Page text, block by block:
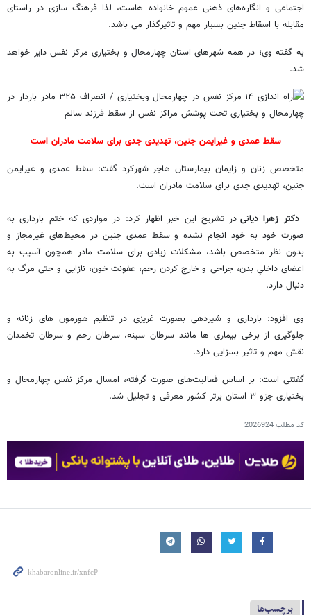
اجتماعی و انگاره‌های ذهنی عموم خانواده هاست، لذا فرهنگ سازی در راستای
مقابله با اسقاط جنین بسیار مهم و تاثیرگذار می باشد.
به گفته وی؛ در همه شهرهای استان چهارمحال و بختیاری مرکز نفس دایر خواهد
شد.
سقط عمدی و غیرایمن جنین، تهدیدی جدی برای سلامت مادران است
متخصص زنان و زایمان بیمارستان هاجر شهرکرد گفت: سقط عمدی و غیرایمن
جنین، تهدیدی جدی برای سلامت مادران است.
دکتر زهرا دیانیدر تشریح این خبر اظهار کرد: در مواردی که ختم بارداری به
صورت خود به خود انجام نشده و سقط‌ عمدی جنین در محیط‌های غیرمجاز و
بدون نظر متخصص باشد، مشکلات زیادی برای سلامت مادر همچون آسیب به
اعضای داخلیِ بدن، جراحی و خارج کردن رحم، عفونت خون، نازایی و حتی مرگ به
دنبال دارد.
وی افزود: بارداری و شیردهی بصورت غریزی در تنظیم هورمون های زنانه و
جلوگیری از برخی بیماری ها مانند سرطان سینه، سرطان رحم و سرطان تخمدان
نقش مهم و تاثیر بسزایی دارد.
گفتنی است: بر اساس فعالیت‌های صورت گرفته، امسال مرکز نفس چهارمحال و
بختیاری جزو ۳ استان برتر کشور معرفی و تجلیل شد.
کد مطلب2026924
برچسب‌ها